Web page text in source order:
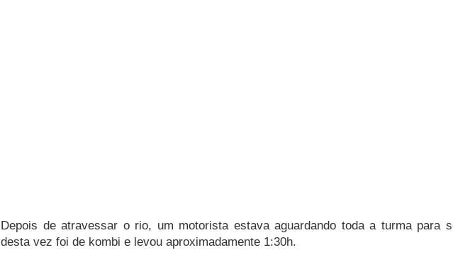
Depois de atravessar o rio, um motorista estava aguardando toda a turma para
desta vez foi de kombi e levou aproximadamente 1:30h.